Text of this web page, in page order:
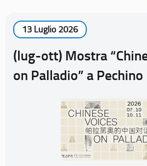
13 Luglio 2026
(lug-ott) Mostra
on Palladio” a Pechino